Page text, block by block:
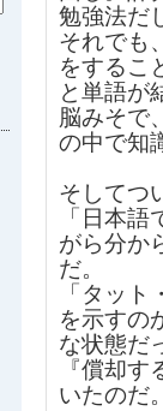
勉強法だ
それでも
をするこ
と単語が
脳みそで
の中で知
そしてつ
「日本
がら分か
だ。
「タッ
を示すの
な状態だ
『償却
いたのだ